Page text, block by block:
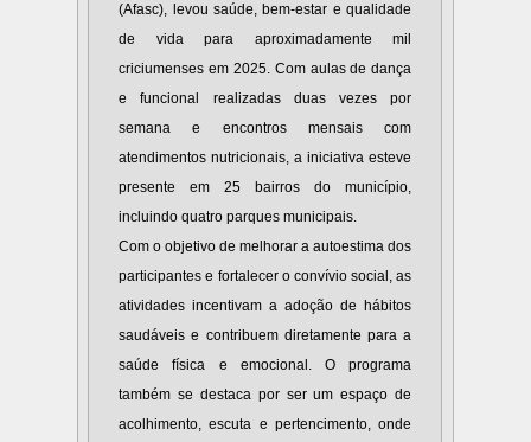
(Afasc), levou saúde, bem-estar e qualidade
de vida para aproximadamente mil
criciumenses em 2025. Com aulas de dança
e funcional realizadas duas vezes por
semana e encontros mensais com
atendimentos nutricionais, a iniciativa esteve
presente em 25 bairros do município,
incluindo quatro parques municipais.
Com o objetivo de melhorar a autoestima dos
participantes e fortalecer o convívio social, as
atividades incentivam a adoção de hábitos
saudáveis e contribuem diretamente para a
saúde física e emocional. O programa
também se destaca por ser um espaço de
acolhimento, escuta e pertencimento, onde